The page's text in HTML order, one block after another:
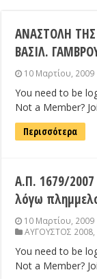
ΑΝΑΣΤΟΛΗ ΤΗΣ
ΒΑΣΙΛ.
10 Μαρτίου, 2009
You need to be
Not a Member?
Περισσότερα
Α.Π. 1679/
λόγω
10 Μαρτίου, 2009
ΑΥΓΟΥΣΤΟΣ 2008,
You need to be
Not a Member?